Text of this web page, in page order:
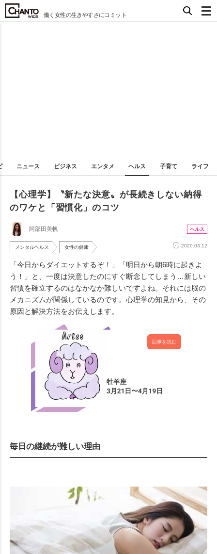
働く女性の生きやすさにコミット
ニュース ビジネス エンタメ ヘルス 子育て ライフ
【心理学】〝新たな決意〟が長続きしない納得
のワケと「習慣化」のコツ
阿部田美帆 ヘルス
メンタルヘルス 女性の健康 2020.03.12
「今日からダイエットするぞ！」「明日から朝6時に起きよ
う！」と、一度は決意したのにすぐ断念してしまう…新しい
習慣を確立するのはなかなか難しいですよね。それには脳の
メカニズムが関係しているのです。心理学の知見から、その
原因と解決方法をお伝えします。
記事を読む
毎日の継続が難しい理由